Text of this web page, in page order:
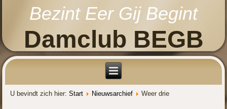
Bezint Eer Gij Begint
Damclub BEGB
U bevindt zich hier:Start Nieuwsarchief Weer drie